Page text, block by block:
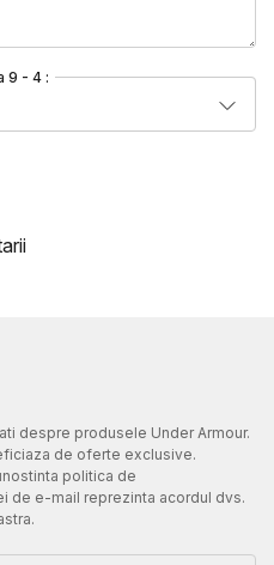
9 - 4 :
despre produsele Under Armour.
de oferte exclusive.
politica de
de e-mail reprezinta acordul dvs.